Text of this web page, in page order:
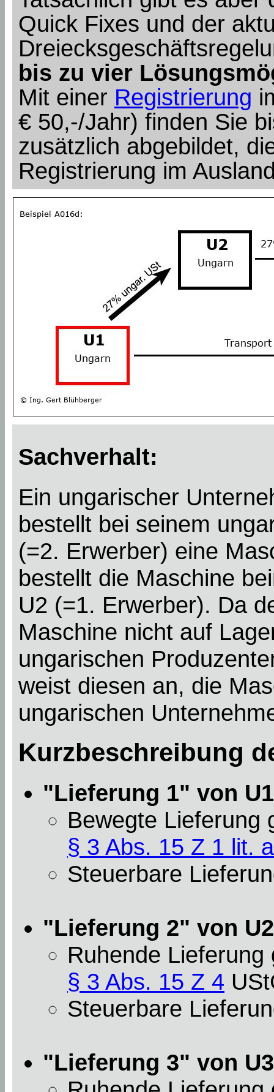
Quick Fixes und der
bis zu vier
Mit einer Registrierung
€ 50,-/Jahr) finden Sie
zusätzlich abgebildet,
Registrierung im
Sachverhalt:
Ein ungarischer
bestellt bei seinem
(=2. Erwerber) eine
bestellt die Maschine
U2 (=1. Erwerber). Da
Maschine nicht auf
ungarischen
weist diesen an, die
ungarischen
Kurzbeschreibung
"Lieferung 1" von
Bewegte Lieferung
§ 3 Abs. 15 Z 1 lit. a
Steuerbare
"Lieferung 2" von
Ruhende
§ 3 Abs. 15 Z 4
Steuerbare
"Lieferung 3" von